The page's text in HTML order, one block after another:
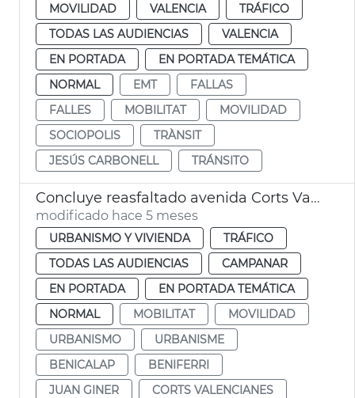
MOVILIDAD VALENCIA
TRÁFICO
TODAS LAS AUDIENCIAS
VALENCIA
EN PORTADA
EN PORTADA TEMÁTICA
NORMAL
EMT
FALLAS
FALLES
MOBILITAT
MOVILIDAD
SOCIOPOLIS
TRÀNSIT
JESÚS CARBONELL
TRÁNSITO
Concluye reasfaltado avenida Corts Valencianes
modificado hace 5 meses
URBANISMO Y VIVIENDA
TRÁFICO
TODAS LAS AUDIENCIAS
CAMPANAR
EN PORTADA
EN PORTADA TEMÁTICA
NORMAL
MOBILITAT
MOVILIDAD
URBANISMO
URBANISME
BENICALAP
BENIFERRI
JUAN GINER
CORTS VALENCIANES